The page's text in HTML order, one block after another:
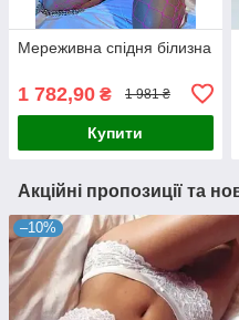
Мереживна спідня білизна
1 782,90 ₴ 1 981 ₴
Купити
Акційні пропозиції та
–10%